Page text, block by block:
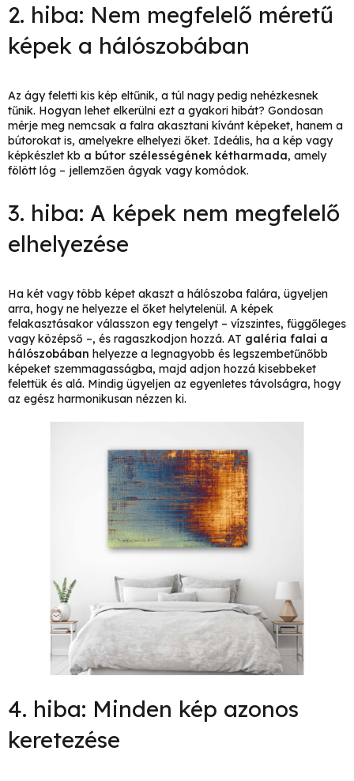
2. hiba: Nem megfelelő méretű
képek a hálószobában
Az ágy feletti kis kép eltűnik, a túl nagy pedig nehézkesnek
tűnik. Hogyan lehet elkerülni ezt a gyakori hibát? Gondosan
mérje meg nemcsak a falra akasztani kívánt képeket, hanem a
bútorokat is, amelyekre elhelyezi őket. Ideális, ha a kép vagy
képkészlet kb a bútor szélességének kétharmada, amely
fölött lóg – jellemzően ágyak vagy komódok.
3. hiba: A képek nem megfelelő
elhelyezése
Ha két vagy több képet akaszt a hálószoba falára, ügyeljen
arra, hogy ne helyezze el őket helytelenül. A képek
felakasztásakor válasszon egy tengelyt – vízszintes, függőleges
vagy középső –, és ragaszkodjon hozzá. AT galéria falai a
hálószobában helyezze a legnagyobb és legszembetűnőbb
képeket szemmagasságba, majd adjon hozzá kisebbeket
felettük és alá. Mindig ügyeljen az egyenletes távolságra, hogy
az egész harmonikusan nézzen ki.
4. hiba: Minden kép azonos
keretezése